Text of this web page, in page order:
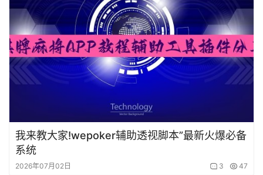
我来教大家!wepoker辅助透视脚本”最新火爆必备
系统
2026年07月02日 3 47